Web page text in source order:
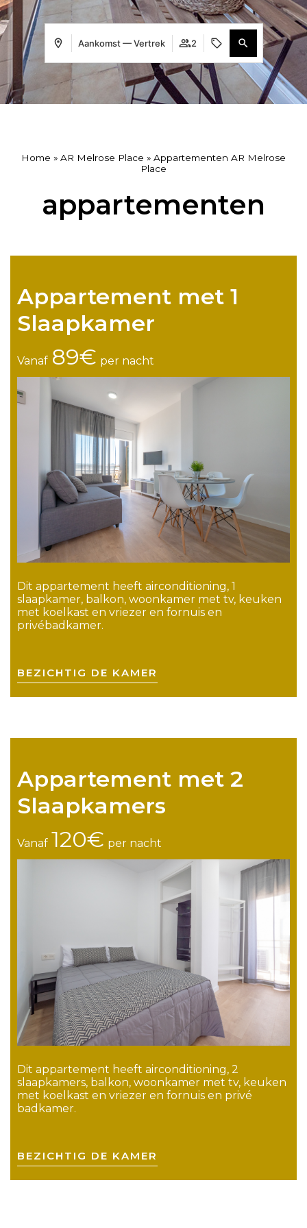
Aankomst — Vertrek 2
Home » AR Melrose Place » Appartementen AR Melrose
Place
appartementen
Appartement met 1
Slaapkamer
Vanaf 89€ per nacht
Dit appartement heeft airconditioning, 1
slaapkamer, balkon, woonkamer met tv, keuken
met koelkast en vriezer en fornuis en
privébadkamer.
BEZICHTIG DE KAMER
Appartement met 2
Slaapkamers
Vanaf 120€ per nacht
Dit appartement heeft airconditioning, 2
slaapkamers, balkon, woonkamer met tv, keuken
met koelkast en vriezer en fornuis en privé
badkamer.
BEZICHTIG DE KAMER